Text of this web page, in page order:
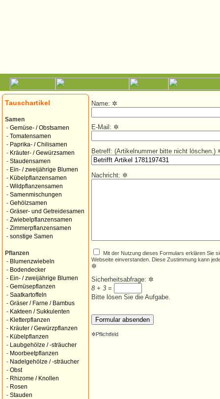
Tauschartikel
Samen
- Gemüse- / Obstsamen
- Tomatensamen
- Paprika- / Chilisamen
- Kräuter- / Gewürzsamen
- Staudensamen
- Ein- / zweijährige Blumen
- Kübelpflanzensamen
- Wildpflanzensamen
- Samenmischungen
- Gehölzsamen
- Gräser- und Getreidesamen
- Zwiebelpflanzensamen
- Zimmerpflanzensamen
- sonstige Samen
Pflanzen
- Blumenzwiebeln
- Bodendecker
- Ein- / zweijährige Blumen
- Gemüsepflanzen
- Saatkartoffeln
- Gräser / Farne / Bambus
- Kakteen / Sukkulenten
- Kletterpflanzen
- Kräuter / Gewürzpflanzen
- Kübelpflanzen
-
Laubgehölze / -sträucher
- Moorbeetpflanzen
- Nadelgehölze / -sträucher
- Obst
- Rhizome / Knollen
- Rosen
- Stauden
Name: ✲
E-Mail: ✲
Betreff: (Artikelnummer bitte nicht löschen.)
Nachricht: ✲
Mit der Nutzung dieses Formulars erklären Sie
Webseite einverstanden. Diese Zustimmung kann
✲
Sicherheitsabfrage: ✲
8 + 3 =
Bitte lösen Sie die Aufgabe.
✲Pflichtfeld